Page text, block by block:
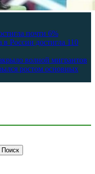
почти 6%
в России достигла 110
волной мигрантов
ростом основных